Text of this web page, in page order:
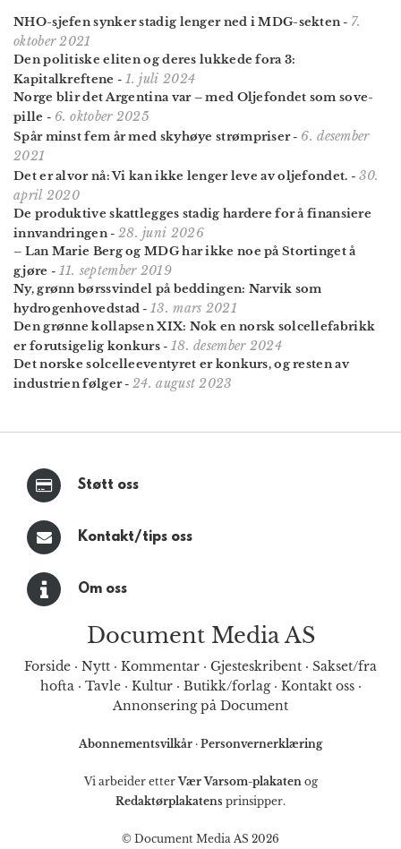
NHO-sjefen synker stadig lenger ned i MDG-sekten- 7.
oktober 2021
Den politiske eliten og deres lukkede fora 3:
Kapitalkreftene - 1. juli 2024
Norge blir det Argentina var – med Olje­fondet som sove­
pille - 6. oktober 2025
Spår minst fem år med skyhøye strømpriser- 6. desember
2021
Det er alvor nå: Vi kan ikke lenger leve av oljefondet. - 30.
april 2020
De produktive skatt­legges stadig hardere for å finansiere
innvandringen- 28. juni 2026
– Lan Marie Berg og MDG har ikke noe på Stortinget å
gjøre - 11. september 2019
Ny, grønn børssvindel på beddingen: Narvik som
hydrogen­hovedstad -13. mars 2021
Den grønne kollapsen XIX: Nok en norsk sol­celle­fabrikk
er forutsigelig konkurs- 18. desember 2024
Det norske solcelleeventyret er konkurs, og resten av
industrien følger-24. august 2023
Støtt oss
Kontakt/tips oss
Om oss
Document Media AS
Forside · Nytt · Kommentar · Gjesteskribent · Sakset/fra
hofta· Tavle· Kultur· Butikk/forlag· Kontakt oss·
Annonsering på Document
Abonnementsvilkår · Personvernerklæring
Vi arbeider etterVær Varsom-plakaten og
Redaktørplakatens prinsipper.
© Document Media AS 2026